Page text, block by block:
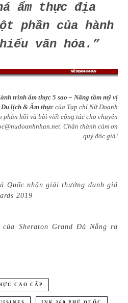
ẩm thực địa
phần của hành
văn hóa.”
trình ẩm thực 5 sao – Nâng tầm mỹ vị
Du lịch & Ẩm thực của Tạp chí Nữ Doanh
phản hồi và bài viết cộng tác cho chuyên
Chân thành cảm ơn
quý độc giả!
Quốc nhận giải thưởng danh giá
2019
của Sheraton Grand Đà Nẵng ra
CAO CẤP